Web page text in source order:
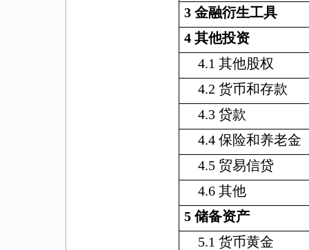
3金融衍生工具
4其他投资
4.1其他股权
4.2货币和存款
4.3贷款
4.4保险和养老金
4.5 贸易信贷
4.6其他
5储备资产
5.1货币黄金